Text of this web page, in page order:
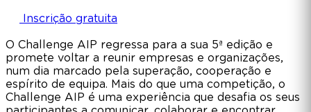
Inscrição gratuita
O Challenge AIP regressa para a sua 5ª edição e
promete voltar a reunir empresas e organizações,
num dia marcado pela superação, cooperação e
espírito de equipa. Mais do que uma competição, o
Challenge AIP é uma experiência que desafia os seus